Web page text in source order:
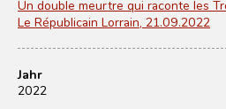
Un double meurtre qui raconte les
Le Républicain Lorrain, 21.09.2022
Jahr
2022